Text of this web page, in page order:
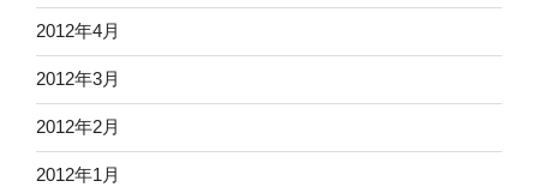
2012年4月
2012年3月
2012年2月
2012年1月